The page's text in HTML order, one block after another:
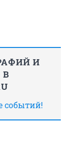
И
В
событий!